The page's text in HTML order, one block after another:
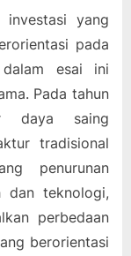
yang
pada
esai ini
Pada tahun
daya saing
tradisional
penurunan
dan teknologi,
perbedaan
berorientasi